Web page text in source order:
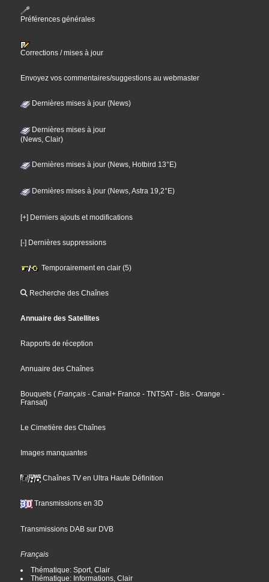
Préférences générales
Corrections / mises à jour
Envoyez vos commentaires/suggestions au webmaster
Dernières mises à jour (News)
Dernières mises à jour
(News, Clair)
Dernières mises à jour (News, Hotbird 13°E)
Dernières mises à jour (News, Astra 19,2°E)
[+] Derniers ajouts et modifications
[-] Dernières suppressions
Temporairement en clair (5)
Recherche des Chaînes
Annuaire des Satellites
Rapports de réception
Annuaire des Chaînes
Bouquets ( Français - Canal+ France - TNTSAT - Bis - Orange -
Fransat)
Le Cimetière des Chaînes
Images manquantes
Chaînes TV en Ultra Haute Définition
Transmissions en 3D
Transmissions DAB sur DVB
Français
Thématique: Sport, Clair
Thématique: Informations, Clair